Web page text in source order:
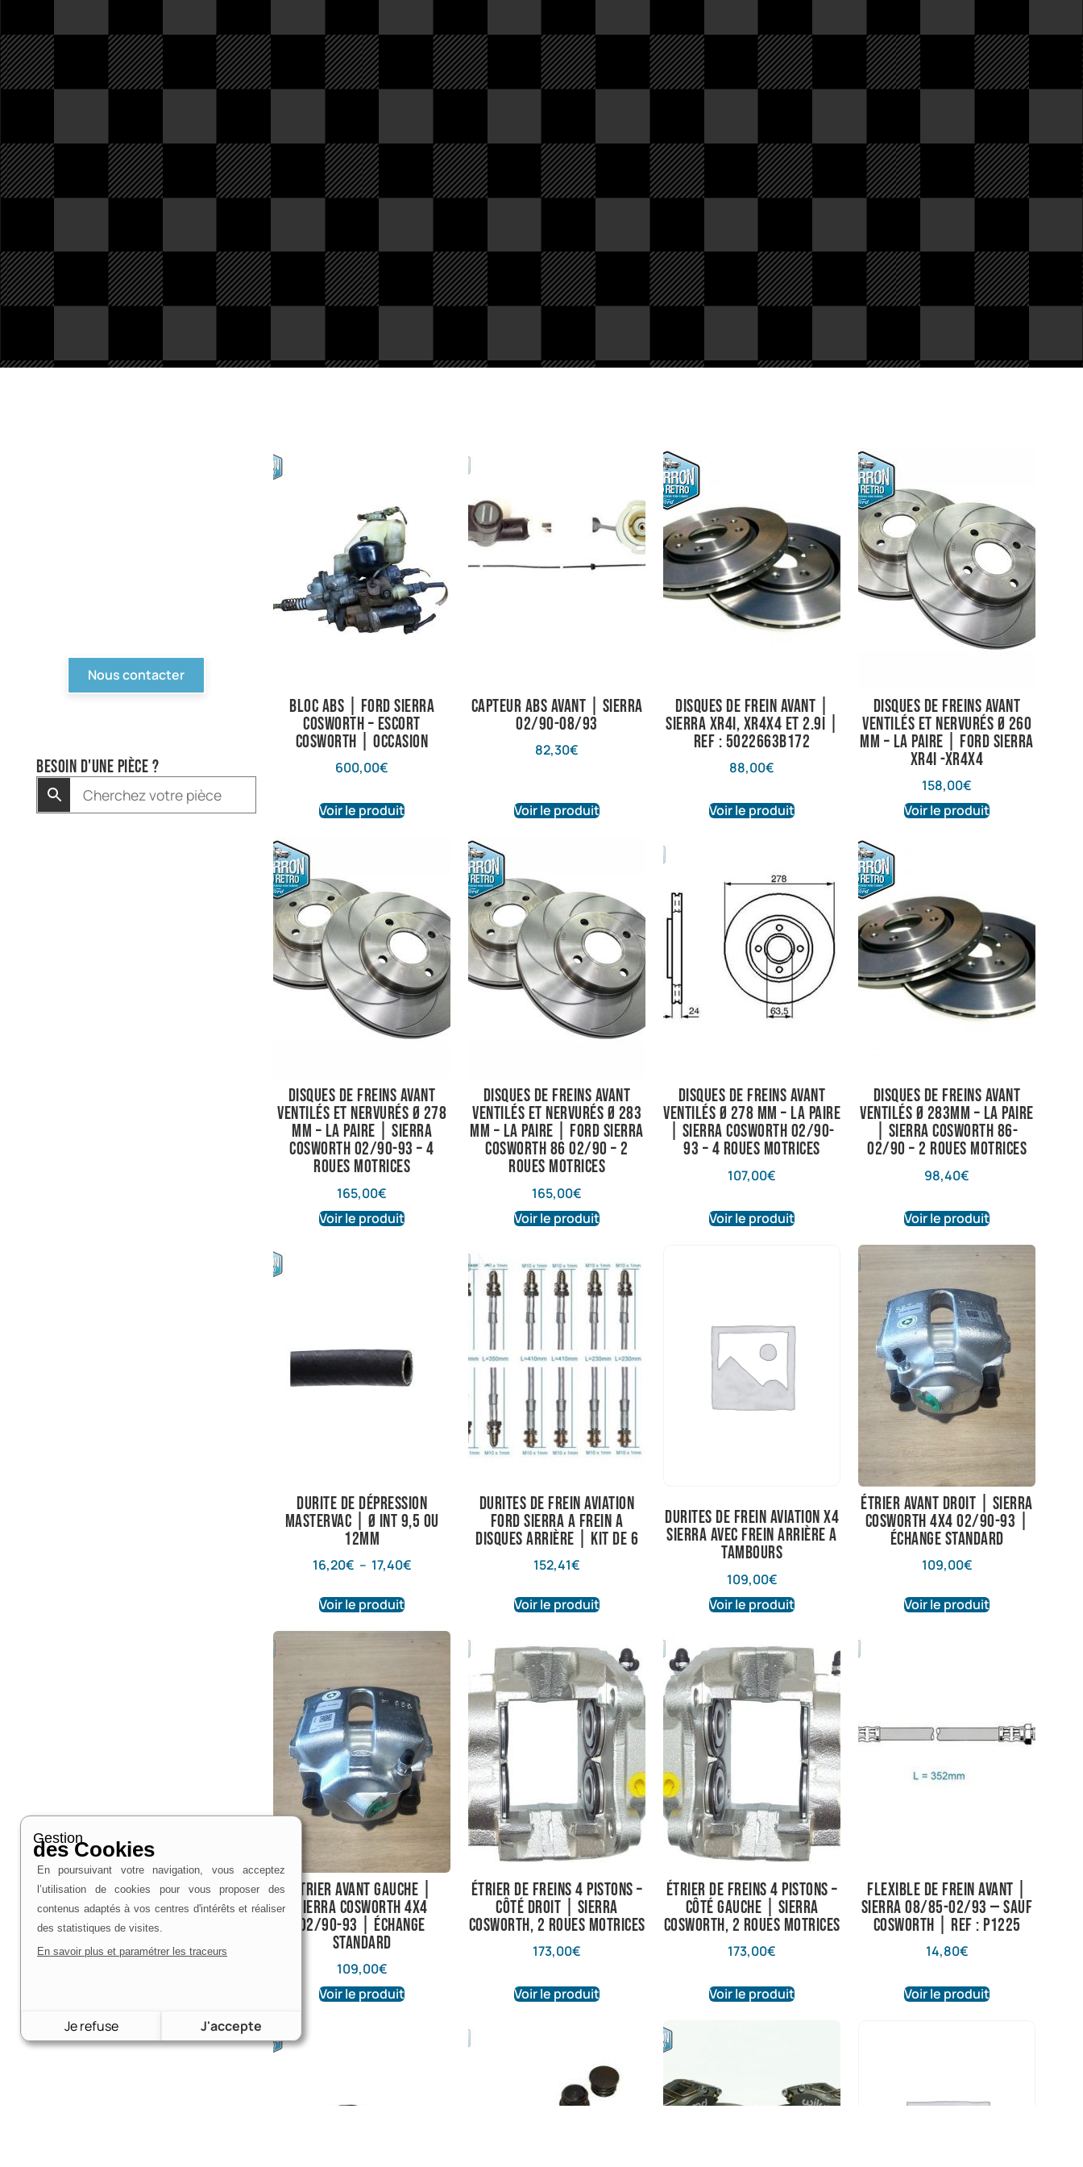
Nous contacter
Besoin d'une pièce ?
Bloc ABS | Ford Sierra
Cosworth – Escort
Cosworth | Occasion
600,00€
Voir le produit
Capteur ABS avant | Sierra
02/90-08/93
82,30€
Voir le produit
Disques de frein avant |
Sierra XR4i, XR4x4 et 2.9i |
Ref : 5022663B172
88,00€
Voir le produit
Disques de freins avant
ventilés et nervurés Ø 260
mm – La Paire | Ford Sierra
XR4i -XR4X4
158,00€
Voir le produit
Disques de freins avant
ventilés et nervurés Ø 278
mm – La Paire | Sierra
Cosworth 02/90-93 – 4
roues motrices
165,00€
Voir le produit
Disques de freins avant
ventilés et nervurés Ø 283
mm – La Paire | Ford Sierra
Cosworth 86 02/90 – 2
roues motrices
165,00€
Voir le produit
Disques de freins avant
ventilés Ø 278 mm – La Paire
| Sierra Cosworth 02/90-
93 – 4 roues motrices
107,00€
Voir le produit
Disques de freins avant
ventilés Ø 283mm – La Paire
| Sierra Cosworth 86-
02/90 – 2 roues motrices
98,40€
Voir le produit
Durite de dépression
Mastervac | Ø int 9,5 ou
12mm
16,20€ – 17,40€
Voir le produit
Durites de frein aviation
Ford Sierra a frein a
disques arrière | Kit de 6
152,41€
Voir le produit
durites de frein aviation X4
sierra avec frein arrière a
tambours
109,00€
Voir le produit
Étrier avant droit | Sierra
Cosworth 4X4 02/90-93 |
Échange standard
109,00€
Voir le produit
Étrier avant gauche |
Sierra Cosworth 4X4
02/90-93 | Échange
standard
109,00€
Voir le produit
Étrier de freins 4 pistons –
côté droit | Sierra
Cosworth, 2 roues motrices
173,00€
Voir le produit
Étrier de freins 4 pistons –
côté gauche | Sierra
Cosworth, 2 roues motrices
173,00€
Voir le produit
Flexible de frein avant |
Sierra 08/85-02/93 — Sauf
Cosworth | Ref : P1225
14,80€
Voir le produit
Gestion
des Cookies
En poursuivant votre navigation, vous acceptez
l’utilisation de cookies pour vous proposer des
contenus adaptés à vos centres d'intérêts et réaliser
des statistiques de visites.
En savoir plus et paramétrer les traceurs
Je refuse J'accepte